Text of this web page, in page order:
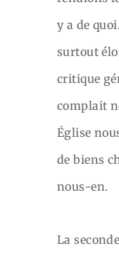
y a de
surtout
critique
complait
Église
de biens
nous-en.
La